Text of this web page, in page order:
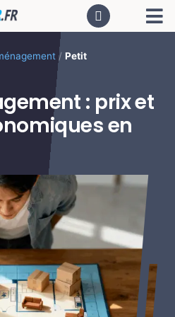
/ Petit
: prix et
en